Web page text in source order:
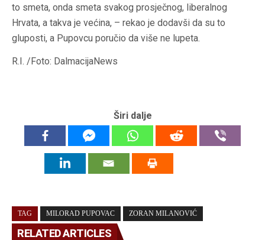
to smeta, onda smeta svakog prosječnog, liberalnog
Hrvata, a takva je većina, – rekao je dodavši da su to
gluposti, a Pupovcu poručio da više ne lupeta.
R.I. /Foto: DalmacijaNews
Širi dalje
TAG MILORAD PUPOVAC ZORAN MILANOVIĆ
RELATED ARTICLES